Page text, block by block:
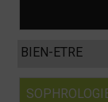
BIEN-ETRE